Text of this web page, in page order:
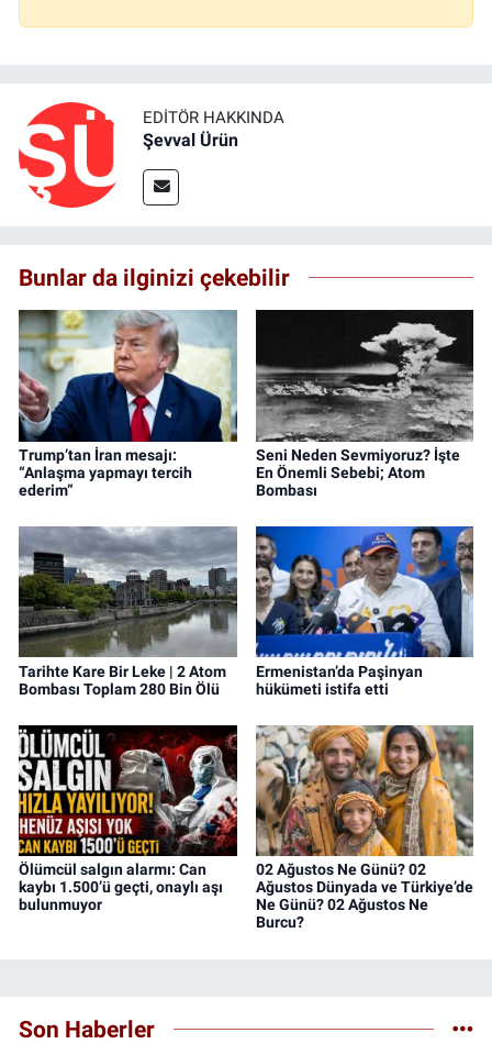
EDITÖR HAKKINDA
Şevval Ürün
Bunlar da ilginizi çekebilir
Trump’tan İran mesajı:
“Anlaşma yapmayı tercih
ederim”
Seni Neden Sevmiyoruz? İşte
En Önemli Sebebi; Atom
Bombası
Tarihte Kare Bir Leke | 2 Atom
Bombası Toplam 280 Bin Ölü
Ermenistan’da Paşinyan
hükümeti istifa etti
Ölümcül salgın alarmı: Can
kaybı 1.500’ü geçti, onaylı aşı
bulunmuyor
02 Ağustos Ne Günü? 02
Ağustos Dünyada ve Türkiye’de
Ne Günü? 02 Ağustos Ne
Burcu?
Son Haberler